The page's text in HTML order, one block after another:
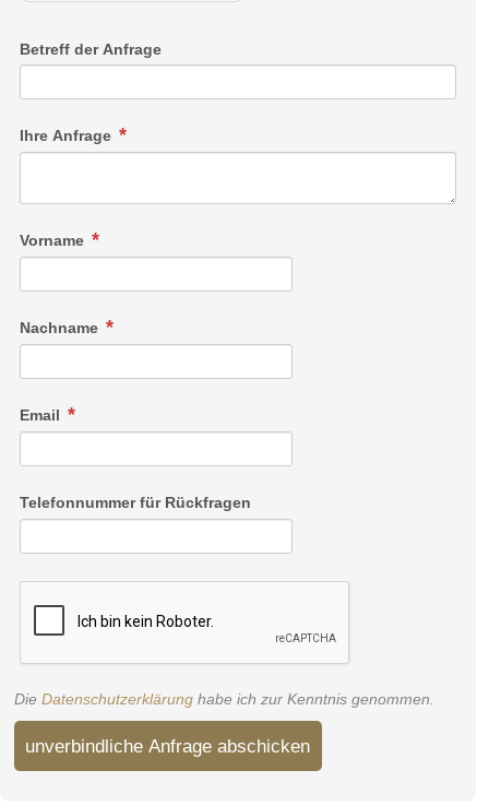
Betreff der Anfrage
Ihre Anfrage
Vorname
Nachname
Email
Telefonnummer für Rückfragen
Die Datenschutzerklärung habe ich zur Kenntnis genommen.
unverbindliche Anfrage abschicken